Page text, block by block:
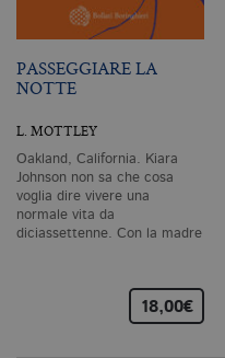
PASSEGGIARE LA
NOTTE
L. MOTTLEY
Oakland, California. Kiara
Johnson non sa che cosa
voglia dire vivere una
normale vita da
diciassettenne. Con la madre
18,00€